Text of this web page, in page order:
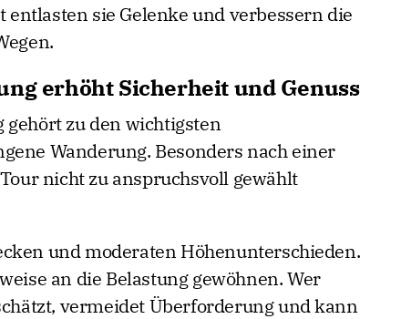
sie Gelenke und verbessern die
erhöht Sicherheit und Genuss
zu den wichtigsten
Wanderung. Besonders nach einer
nicht zu anspruchsvoll gewählt
und moderaten Höhenunterschieden.
an die Belastung gewöhnen. Wer
vermeidet Überforderung und kann